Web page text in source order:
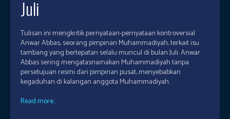
Juli
Tulisan ini mengkritik pernyataan-pernyataan kontroversial
Anwar Abbas, seorang pimpinan Muhammadiyah, terkait isu
tambang yang bertepatan selalu muncul di bulan Juli. Anwar
Abbas sering mengatasnamakan Muhammadiyah tanpa
persetujuan resmi dari pimpinan pusat, menyebabkan
kegaduhan di kalangan anggota Muhammadiyah.
Read more...